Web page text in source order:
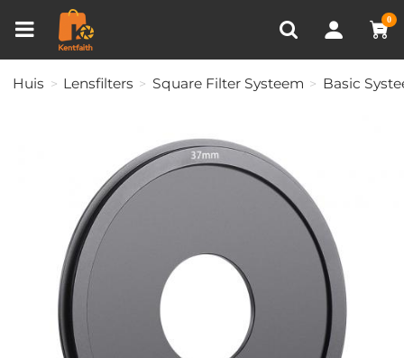
0
RECENT BEKEKEN
Huis Lensfilters Square Filter Systeem Basic